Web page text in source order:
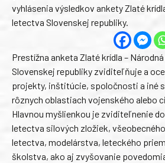
vyhlásenia výsledkov ankety Zlaté
letectva Slovenskej republiky.
Prestížna anketa Zlaté krídla –
Slovenskej republiky zviditeľňuje a
projekty, inštitúcie, spoločnosti a iné
rôznych oblastiach vojenského alebo
Hlavnou myšlienkou je zviditeľnenie
letectva silových zložiek,
letectva, modelárstva, leteckého
školstva, ako aj zvyšovanie